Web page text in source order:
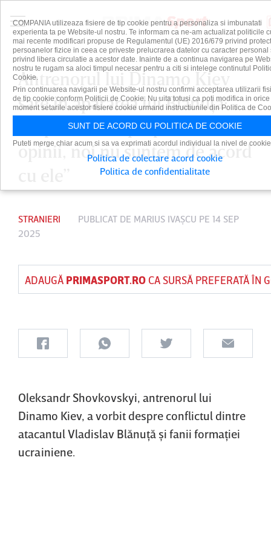
Antrenorul lui Dinamo Kiev
sare în apărarea lui Blănuţă:
„Suporterii au propriile lor
opinii, noi nu suntem de acord
STRANIERI PUBLICAT DE MARIUS IVAŞCU PE 14 SEP
2025
ADAUGĂ PRIMASPORT.ROCA SURSĂ PREFERATĂ ÎN
Oleksandr Shovkovskyi, antrenorul lui
Dinamo Kiev, a vorbit despre conflictul dintre
atacantul Vladislav Blănuţă şi fanii formaţiei
ucrainiene.
COMPANIA utilizeaza fisiere de tip cookie pentru a personaliza si imbunatati
experienta ta pe Website-ul nostru. Te informam ca ne-am actualizat politicile
mai recente modificari propuse de Regulamentul (UE) 2016/679 privind
persoanelor fizice in ceea ce priveste prelucrarea datelor cu caracter personal
privind libera circulatie a acestor date. Inainte de a continua navigarea pe
nostru te rugam sa aloci timpul necesar pentru a citi si intelege continutul
Cookie.
Prin continuarea navigarii pe Website-ul nostru confirmi acceptarea utilizarii
de tip cookie conform Politicii de Cookie. Nu uita totusi ca poti modifica in orice
moment setarile acestor fisiere cookie urmand instructiunile din Politica de
SUNT DE ACORD CU POLITICA DE COOKIE
Puteti merge chiar acum si sa va exprimati acordul individual la nivel de
Politica de colectare acord cookie
Politica de confidentialitate